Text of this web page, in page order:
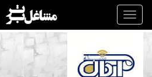
Toggle
navigation